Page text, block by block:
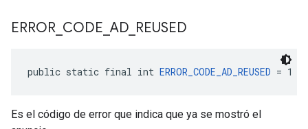
ERROR CODE AD REUSED
public static final int ERROR_CODE_AD_REUSED = 1
Es el código de error que indica que ya se mostró el